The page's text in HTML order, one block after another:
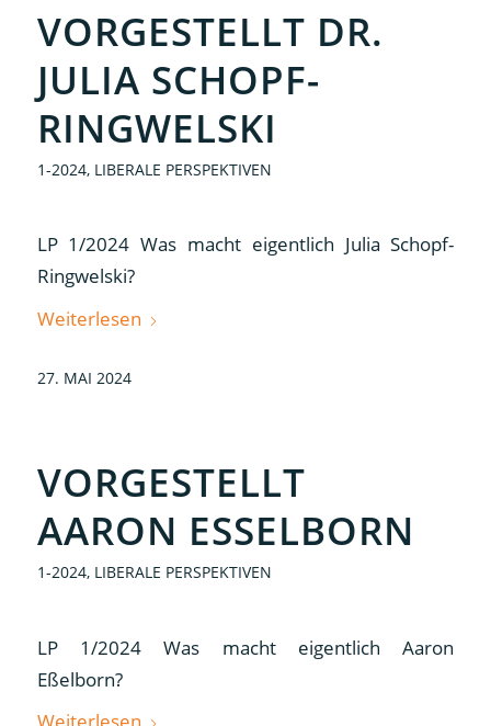
VORGESTELLT DR.
JULIA SCHOPF-
RINGWELSKI
1-2024, LIBERALE PERSPEKTIVEN
LP 1/2024 Was macht eigentlich Julia Schopf-
Ringwelski?
Weiterlesen
27. MAI 2024
VORGESTELLT
AARON ESSELBORN
1-2024, LIBERALE PERSPEKTIVEN
LP 1/2024 Was macht eigentlich Aaron
Eßelborn?